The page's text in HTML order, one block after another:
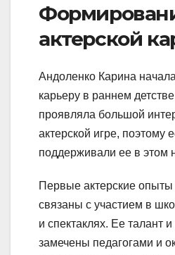
актерской
Андоленко Карина
карьеру в раннем
проявляла большой
актерской игре, поэтому
поддерживали ее в этом
Первые актерские
связаны с участием в
и спектаклях. Ее талант
замечены педагогами и